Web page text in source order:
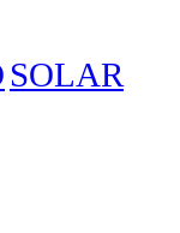
SOLAR